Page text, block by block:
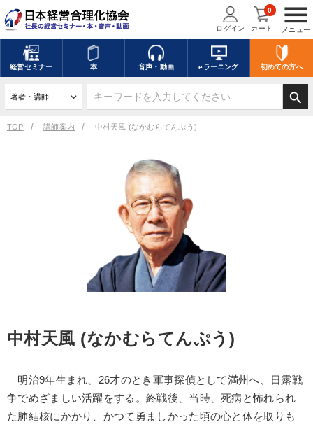
menu
メニュー
ログイン カート
0
経営セミナー 本 音声・動画 eラーニング 初めての方へ
search
TOP 講師案内 中村天風 (なかむらてんぷう)
中村天風 (なかむらてんぷう)
明治9年生まれ、26才のとき軍事探偵として満州へ、日露戦
争でめざましい活躍をする。終戦後、当時、死病と怖れられ
た肺結核にかかり、かつて勇ましかった頃の心と体を取りも